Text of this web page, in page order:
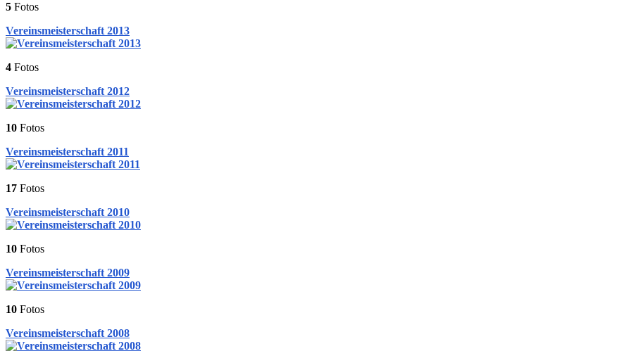
5 Fotos
Vereinsmeisterschaft 2013
4 Fotos
Vereinsmeisterschaft 2012
10 Fotos
Vereinsmeisterschaft 2011
17 Fotos
Vereinsmeisterschaft 2010
10 Fotos
Vereinsmeisterschaft 2009
10 Fotos
Vereinsmeisterschaft 2008